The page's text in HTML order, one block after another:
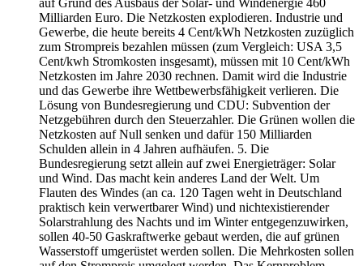
Milliarden Euro. Die Netzkosten explodieren. Industrie und
Gewerbe, die heute bereits 4 Cent/kWh Netzkosten zuzüglich
zum Strompreis bezahlen müssen (zum Vergleich: USA 3,5
Cent/kwh Stromkosten insgesamt), müssen mit 10 Cent/kWh
Netzkosten im Jahre 2030 rechnen. Damit wird die Industrie
und das Gewerbe ihre Wettbewerbsfähigkeit verlieren. Die
Lösung von Bundesregierung und CDU: Subvention der
Netzgebühren durch den Steuerzahler. Die Grünen wollen die
Netzkosten auf Null senken und dafür 150 Milliarden
Schulden allein in 4 Jahren aufhäufen. 5. Die
Bundesregierung setzt allein auf zwei Energieträger: Solar
und Wind. Das macht kein anderes Land der Welt. Um
Flauten des Windes (an ca. 120 Tagen weht in Deutschland
praktisch kein verwertbarer Wind) und nichtexistierender
Solarstrahlung des Nachts und im Winter entgegenzuwirken,
sollen 40-50 Gaskraftwerke gebaut werden, die auf grünen
Wasserstoff umgerüstet werden sollen. Die Mehrkosten sollen